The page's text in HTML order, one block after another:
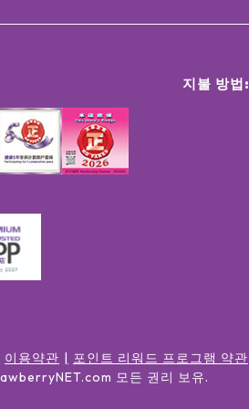
지불 방법:
이용약관
포인트 리워드 프로그램 약관
모든 권리 보유.